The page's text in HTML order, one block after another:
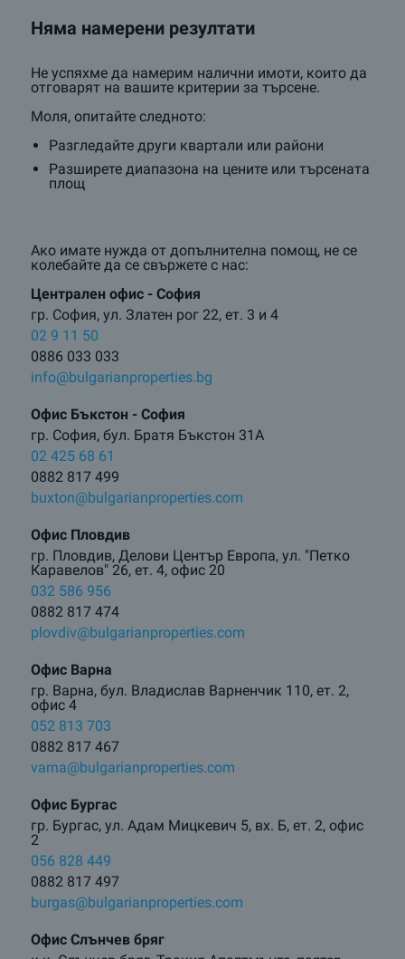
Няма намерени резултати
Не успяхме да намерим налични имоти, които да
отговарят на вашите критерии за търсене.
Моля, опитайте следното:
Разгледайте други квартали или райони
Разширете диапазона на цените или търсената
площ
Ако имате нужда от допълнителна помощ, не се
колебайте да се свържете с нас:
Централен oфис - София
гр. София, ул. Златен рог 22, ет. 3 и 4
02 9 11 50
0886 033 033
info@bulgarianproperties.bg
Офис Бъкстон - София
гр. София, бул. Братя Бъкстон 31А
02 425 68 61
0882 817 499
buxton@bulgarianproperties.com
Офис Пловдив
гр. Пловдив, Делови Център Европа, ул. "Петко
Каравелов" 26, ет. 4, офис 20
032 586 956
0882 817 474
plovdiv@bulgarianproperties.com
Офис Варна
гр. Варна, бул. Владислав Варненчик 110, ет. 2,
офис 4
052 813 703
0882 817 467
varna@bulgarianproperties.com
Офис Бургас
гр. Бургас, ул. Адам Мицкевич 5, вх. Б, ет. 2, офис
2
056 828 449
0882 817 497
burgas@bulgarianproperties.com
Офис Слънчев бряг